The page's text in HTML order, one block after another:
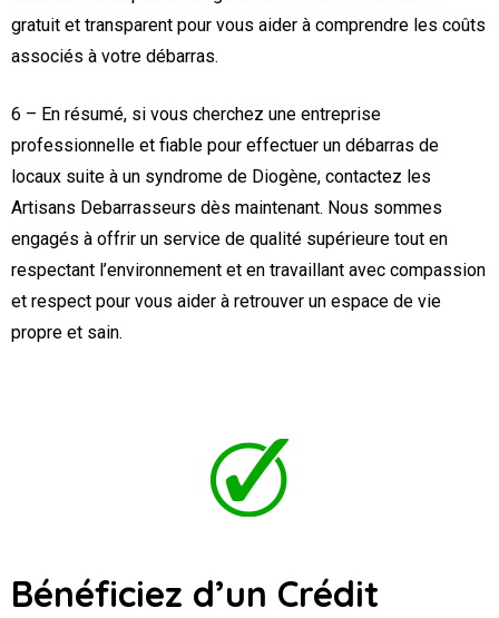
gratuit et transparent pour vous aider à comprendre les coûts
associés à votre débarras.
6 – En résumé, si vous cherchez une entreprise
professionnelle et fiable pour effectuer un débarras de
locaux suite à un syndrome de Diogène, contactez les
Artisans Debarrasseurs dès maintenant. Nous sommes
engagés à offrir un service de qualité supérieure tout en
respectant l’environnement et en travaillant avec compassion
et respect pour vous aider à retrouver un espace de vie
propre et sain.
Bénéficiez d’un Crédit